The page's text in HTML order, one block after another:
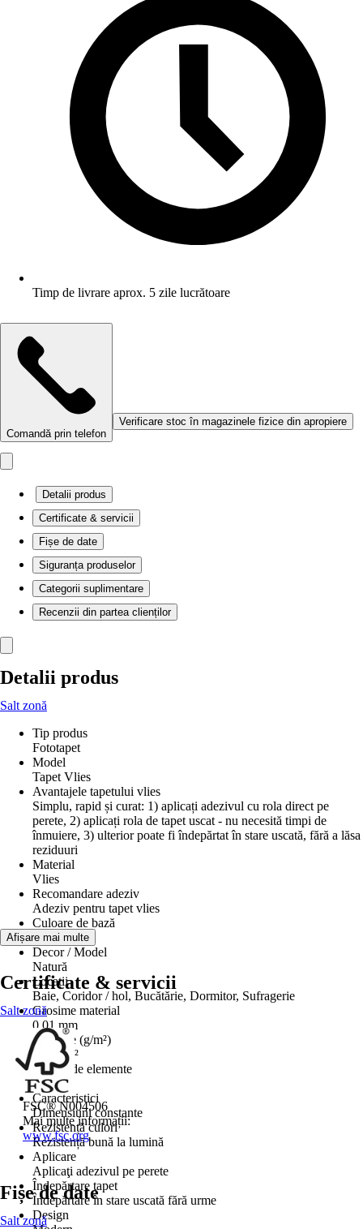
Timp de livrare aprox. 5 zile lucrătoare
Comandă prin telefon
Verificare stoc în magazinele fizice din apropiere
Detalii produs
Certificate & servicii
Fișe de date
Siguranța produselor
Categorii suplimentare
Recenzii din partea clienților
Detalii produs
Salt zonă
Tip produs
Fototapet
Model
Tapet Vlies
Avantajele tapetului vlies
Simplu, rapid și curat: 1) aplicați adezivul cu rola direct pe
perete, 2) aplicați rola de tapet uscat - nu necesită timpi de
înmuiere, 3) ulterior poate fi îndepărtat în stare uscată, fără a lăsa
reziduuri
Material
Vlies
Recomandare adeziv
Adeziv pentru tapet vlies
Culoare de bază
Alb
Decor / Model
Natură
Locații
Baie, Coridor / hol, Bucătărie, Dormitor, Sufragerie
Grosime material
0,01 mm
Greutate (g/m²)
175 g/m²
Număr de elemente
5
Caracteristici
Dimensiuni constante
Rezistență culori
Rezistență bună la lumină
Aplicare
Aplicaţi adezivul pe perete
Îndepărtare tapet
Îndepărtare în stare uscată fără urme
Design
Afișare mai multe
Certificate & servicii
Salt zonă
FSC® N004506
Mai multe informații:
www.fsc.org
Fișe de date
Salt zonă